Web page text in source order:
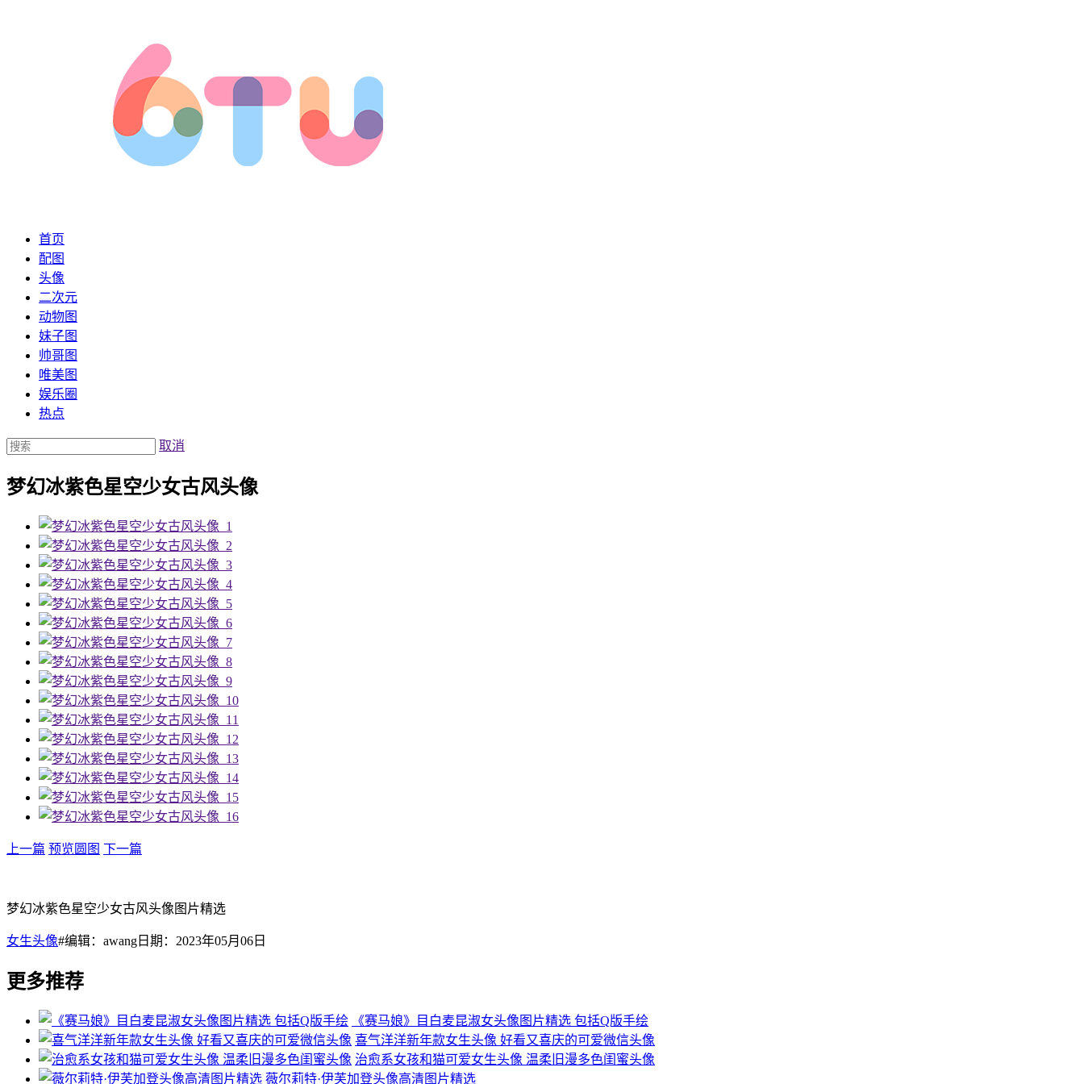
首页
配图
头像
二次元
动物图
妹子图
帅哥图
唯美图
娱乐圈
热点
取消
梦幻冰紫色星空少女古风头像
上一篇 预览圆图 下一篇
梦幻冰紫色星空少女古风头像图片精选
女生头像#编辑：awang日期：2023年05月06日
更多推荐
《赛马娘》目白麦昆淑女头像图片精选 包括Q版手绘
喜气洋洋新年款女生头像 好看又喜庆的可爱微信头像
治愈系女孩和猫可爱女生头像 温柔旧漫多色闺蜜头像
薇尔莉特·伊芙加登头像高清图片精选